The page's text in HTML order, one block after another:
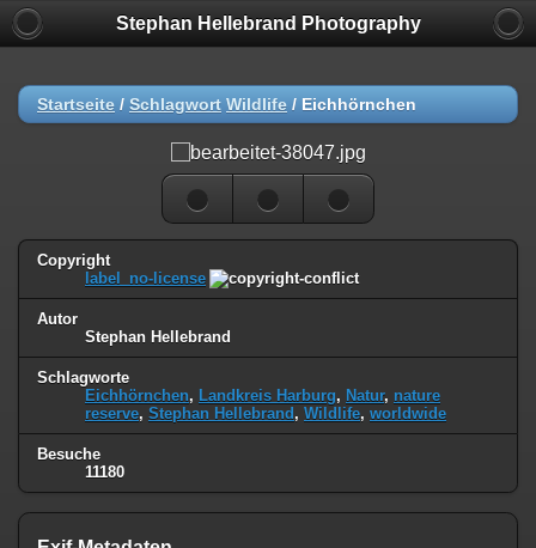
Stephan Hellebrand Photography
Startseite / Schlagwort Wildlife / Eichhörnchen
Copyright
label_no-license
Autor
Stephan Hellebrand
Schlagworte
Eichhörnchen, Landkreis Harburg, Natur, nature
reserve, Stephan Hellebrand , Wildlife, worldwide
Besuche
11180